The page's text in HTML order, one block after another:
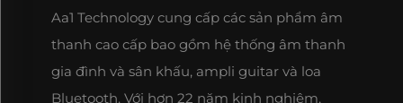
Aa1 Technology cung cấp các sản phẩm âm
thanh cao cấp bao gồm hệ thống âm thanh
gia đình và sân khấu, ampli guitar và loa
Bluetooth. Với hơn 22 năm kinh nghiệm,